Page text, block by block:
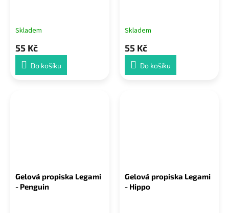
Skladem
55 Kč
Do košíku
Skladem
55 Kč
Do košíku
Gelová propiska Legami
- Penguin
Gelová propiska Legami
- Hippo